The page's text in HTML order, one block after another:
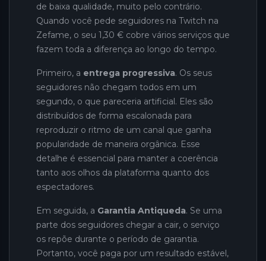
de baixa qualidade, muito pelo contrário.
Quando você pede seguidores na Twitch na
Zefame, o seu 1,30 € cobre vários serviços que
fazem toda a diferença ao longo do tempo.
Primeiro, a entrega progressiva. Os seus
seguidores não chegam todos em um
segundo, o que pareceria artificial. Eles são
distribuídos de forma escalonada para
reproduzir o ritmo de um canal que ganha
popularidade de maneira orgânica. Esse
detalhe é essencial para manter a coerência
tanto aos olhos da plataforma quanto dos
espectadores.
Em seguida, a Garantia Antiqueda. Se uma
parte dos seguidores chegar a cair, o serviço
os repõe durante o período de garantia.
Portanto, você paga por um resultado estável,